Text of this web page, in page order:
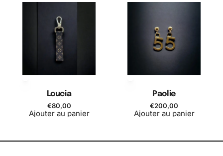
Loucia
€80,00
Ajouter au panier
Paolie
€200,00
Ajouter au panier